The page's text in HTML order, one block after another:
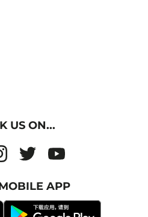
US ON...
APP